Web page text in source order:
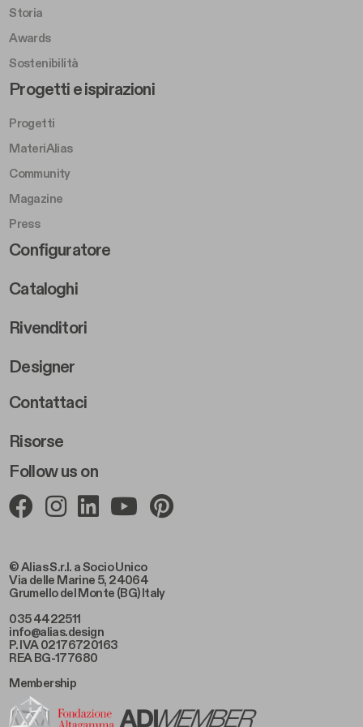
© Alias S.r.l. a Socio Unico
Via delle Marine 5, 24064
Grumello del Monte (BG) Italy
035 4422511
info@alias.design
P. IVA 02176720163
REA BG-177680
Storia
Awards
Sostenibilità
Follow us on
Footer Left Middle B
Progetti e ispirazioni
Progetti
MateriAlias
Community
Magazine
Press
Footer Right Middle B
Configuratore
Cataloghi
Rivenditori
Designer
Footer Right 2
Contattaci
Risorse
Membership